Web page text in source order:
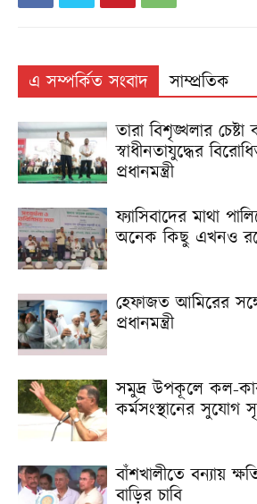
এ সম্পর্কিত সংবাদ
সাম্প্রতিক
তারা বিশৃঙ্খলার
স্বাধীনতাযুদ্ধের
প্রধানমন্ত্রী
ফ্যাসিবাদের মাথা
অনেক কিছু এখনও রয়ে
হেফাজত আমিরের
প্রধানমন্ত্রী
সমুদ্র উপকূলে কল-
কর্মসংস্থানের সুযোগ
বাঁশখালীতে বন্যায়
বাড়ির চাবি